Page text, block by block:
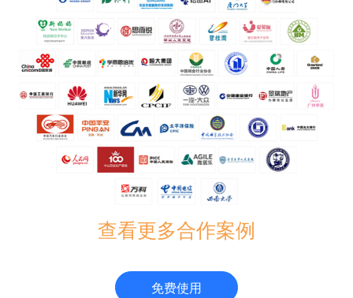
查看更多合作案例
免费使用